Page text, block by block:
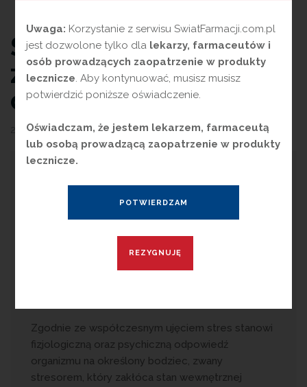
Stres – powszechne
zagrożenie naszych
czasów
22 maja 2026 przezMagdalena Guźniczak
Zgodnie ze współczesnym ujęciem stres stanowi
fizjologiczną oraz psychiczną odpowiedź
organizmu na określony bodziec, zwany
stresorem, który zakłóca stan wewnętrznej
Uwaga: Korzystanie z serwisu SwiatFarmacji.com.pl
jest dozwolone tylko dla lekarzy, farmaceutów i
osób prowadzących zaopatrzenie w produkty
lecznicze. Aby kontynuować, musisz musisz
potwierdzić poniższe oświadczenie.
Oświadczam, że jestem lekarzem, farmaceutą
lub osobą prowadzącą zaopatrzenie w produkty
lecznicze.